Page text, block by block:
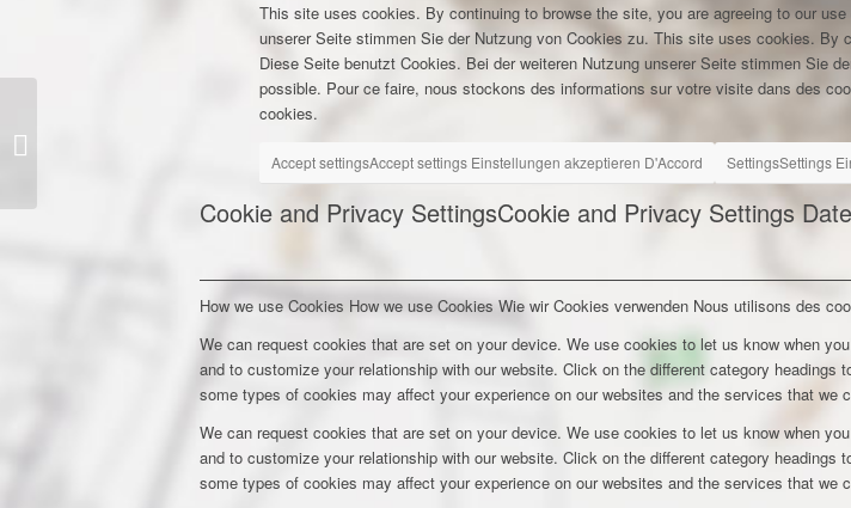
This site uses cookies. By continuing to browse the site, you are agreeing to our
unserer Seite stimmen Sie der Nutzung von Cookies zu. This site uses cookies. By
Diese Seite benutzt Cookies. Bei der weiteren Nutzung unserer Seite stimmen Sie
possible. Pour ce faire, nous stockons des informations sur votre visite dans des
cookies.
Accept settingsAccept settings Einstellungen akzeptieren D'Accord SettingsSettings
Cookie and Privacy SettingsCookie and Privacy Settings
How we use Cookies How we use Cookies Wie wir Cookies verwenden Nous utilisons des
We can request cookies that are set on your device. We use cookies to let us know when
and to customize your relationship with our website. Click on the different category
some types of cookies may affect your experience on our websites and the services that we
We can request cookies that are set on your device. We use cookies to let us know when
and to customize your relationship with our website. Click on the different category
some types of cookies may affect your experience on our websites and the services that we